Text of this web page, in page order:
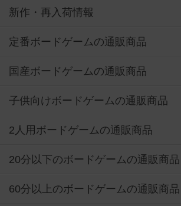
新作・再入荷情報
定番ボードゲームの通販商品
国産ボードゲームの通販商品
子供向けボードゲームの通販商品
2人用ボードゲームの通販商品
20分以下のボードゲームの通販商品
60分以上のボードゲームの通販商品